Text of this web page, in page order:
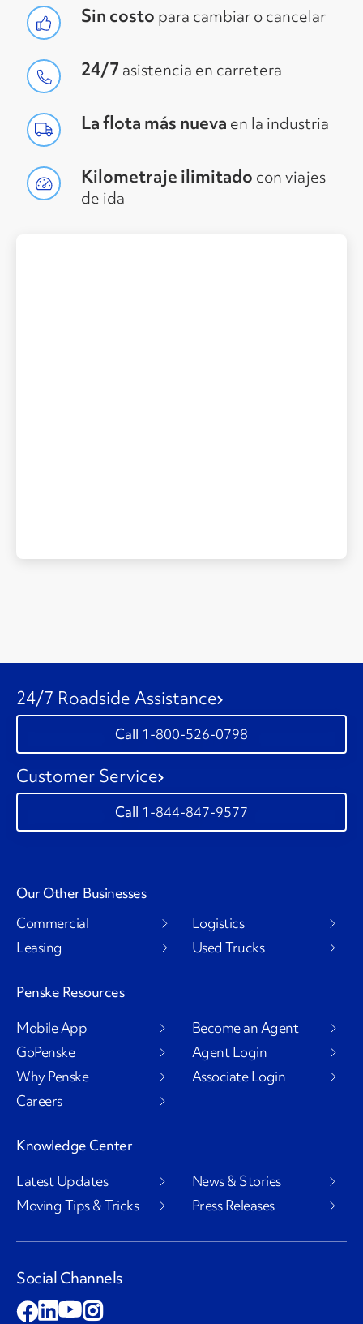
Sin costo para cambiar o cancelar
24/7 asistencia en carretera
La flota más nueva en la industria
Kilometraje ilimitado con viajes
de ida
24/7 Roadside Assistance
1-800-526-0798
Customer Service
1-844-847-9577
Our Other Businesses
Commercial
Leasing
Logistics
Used Trucks
Penske Resources
Mobile App
GoPenske
Why Penske
Careers
Become an Agent
Agent Login
Associate Login
Knowledge Center
Latest Updates
Moving Tips & Tricks
News & Stories
Press Releases
Social Channels